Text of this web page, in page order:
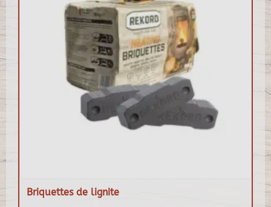
Briquettes de lignite